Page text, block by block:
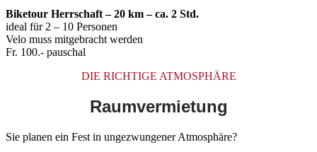
Biketour Herrschaft – 20 km – ca. 2 Std.
ideal für 2 – 10 Personen
Velo muss mitgebracht werden
Fr. 100.- pauschal
DIE RICHTIGE ATMOSPHÄRE
Raumvermietung
Sie planen ein Fest in ungezwungener Atmosphäre?